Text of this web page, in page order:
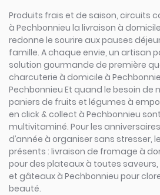
Produits frais et de saison, circuits
à Pechbonnieu la livraison à
redonne le sourire aux pauses
famille. A chaque envie, un artisan
solution gourmande de première
charcuterie à domicile à
Pechbonnieu Et quand le besoin de
paniers de fruits et légumes à
en click & collect à Pechbonnieu
multivitaminé. Pour les
d’année à organiser sans stresser,
présents : livraison de fromage à
pour des plateaux à toutes
et gâteaux à Pechbonnieu pour
beauté.